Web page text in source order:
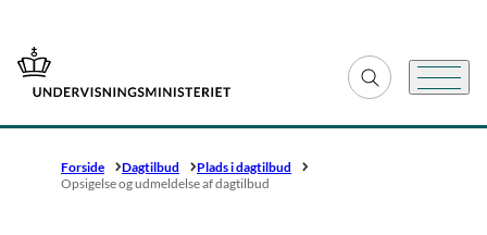
Gå til forsiden Fold søgefelt ud
Menu
Forside Dagtilbud
Plads i dagtilbud
Opsigelse og udmeldelse af dagtilbud